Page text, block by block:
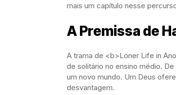
mais um capítulo nesse
A Premissa de
A trama de <b>Loner Life in
de solitário no ensino médio.
um novo mundo. Um Deus
desvantagem.